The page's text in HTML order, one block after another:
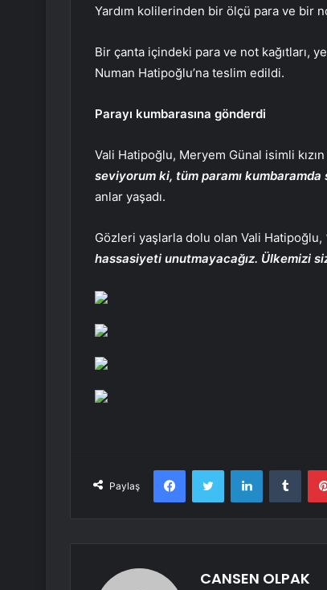
Yardım kolilerinden bir ölçü para ve bir
Bir çanta içindeki para ve not kağıtları,
Numan Hatipoğlu’na teslim edildi.
Parayı kumbarasına gönderdi
Vali Hatipoğlu, Meryem Günal isimli
seviyorum ki, tüm paramı kumbaramda
anlar yaşadı.
Gözleri yaşlarla dolu olan Vali Hatipoğlu,
hassasiyeti unutmayacağız. Ülkemizi
Paylaş
FacebookTwitter LinkedIn
CANSEN OLPAK